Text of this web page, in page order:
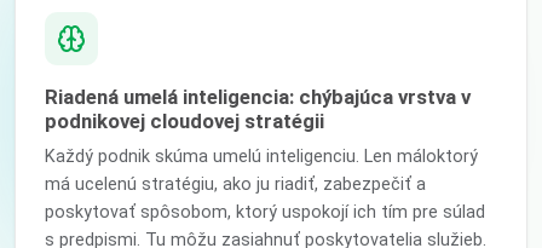
Riadená umelá inteligencia: chýbajúca vrstva v
podnikovej cloudovej stratégii
Každý podnik skúma umelú inteligenciu. Len máloktorý
má ucelenú stratégiu, ako ju riadiť, zabezpečiť a
poskytovať spôsobom, ktorý uspokojí ich tím pre súlad
s predpismi. Tu môžu zasiahnuť poskytovatelia služieb.